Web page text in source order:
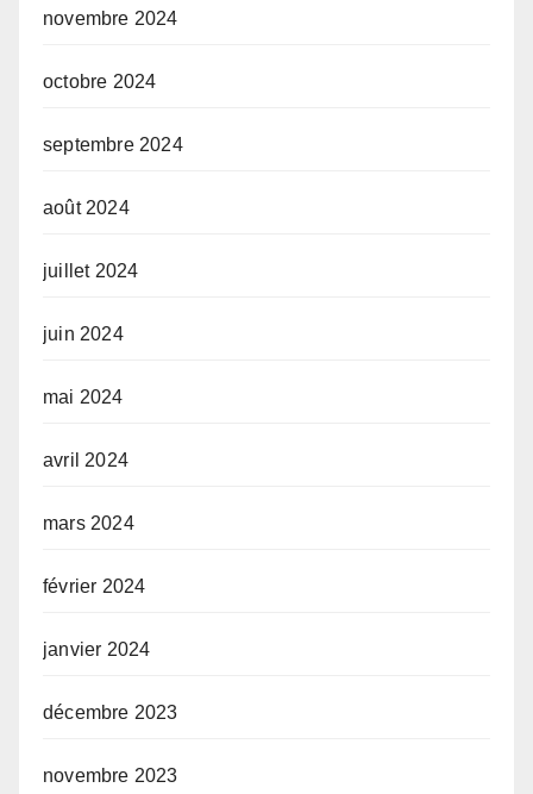
novembre 2024
octobre 2024
septembre 2024
août 2024
juillet 2024
juin 2024
mai 2024
avril 2024
mars 2024
février 2024
janvier 2024
décembre 2023
novembre 2023